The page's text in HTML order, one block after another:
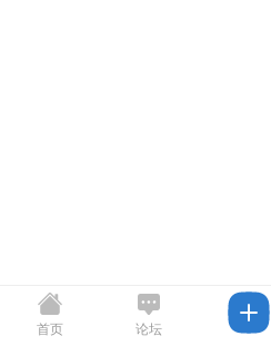
首页 论坛